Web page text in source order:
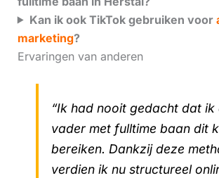
Kan ik ook TikTok gebruiken voor
marketing?
Ervaringen van anderen
“Ik had nooit gedacht dat ik
vader met fulltime baan dit
bereiken. Dankzij deze
verdien ik nu structureel